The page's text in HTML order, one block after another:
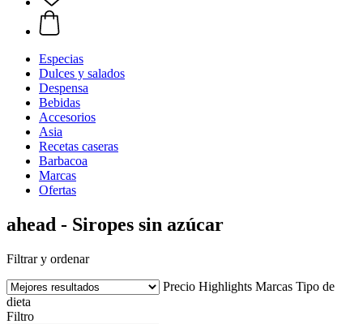
Especias
Dulces y salados
Despensa
Bebidas
Accesorios
Asia
Recetas caseras
Barbacoa
Marcas
Ofertas
ahead - Siropes sin azúcar
Filtrar y ordenar
Precio Highlights Marcas Tipo de
dieta
Filtro